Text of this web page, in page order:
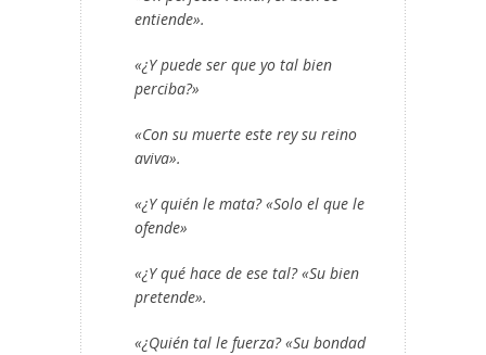
entiende».
«¿Y puede ser que yo tal bien
perciba?»
«Con su muerte este rey su reino
aviva».
«¿Y quién le mata? «Solo el que le
ofende»
«¿Y qué hace de ese tal? «Su bien
pretende».
«¿Quién tal le fuerza? «Su bondad